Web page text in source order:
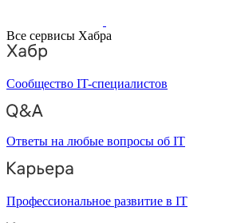
Все сервисы Хабра
Сообщество IT-специалистов
Ответы на любые вопросы об IT
Профессиональное развитие в IT